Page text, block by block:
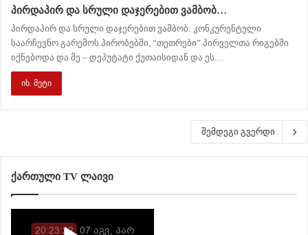
პირდაპირ და სრული დაჯერებით ვამბობ…
პირდაპირ და სრული დაჯერებით ვამბობ: კონკურენტული
საარჩევნო გარემოს პირობებში, “თეთრები” პირველთა რიგებში
იქნებოდა და მე – დეპუტატი ქუთაისიდან და ეს…
იხ. მეტი
შემდეგი გვერდი
ქართული TV ლაივი